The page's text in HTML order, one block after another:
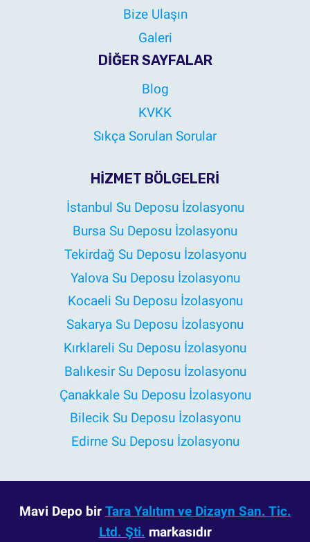
Bize Ulaşın
Galeri
DIĞER SAYFALAR
Blog
KVKK
Sıkça Sorulan Sorular
HIZMET BÖLGELERI
İstanbul Su Deposu İzolasyonu
Bursa Su Deposu İzolasyonu
Tekirdağ Su Deposu İzolasyonu
Yalova Su Deposu İzolasyonu
Kocaeli Su Deposu İzolasyonu
Sakarya Su Deposu İzolasyonu
Kırklareli Su Deposu İzolasyonu
Balıkesir Su Deposu İzolasyonu
Çanakkale Su Deposu İzolasyonu
Bilecik Su Deposu İzolasyonu
Edirne Su Deposu İzolasyonu
Mavi Depo bir Tara Yalıtım ve Dizayn San. Tic.
Ltd. Şti. markasıdır